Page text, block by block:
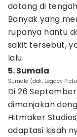
datang di
Banyak yang
rupanya hantu
sakit tersebut,
lalu.
5. Sumala
Sumala (dok. Legacy
Di 26
dimanjakan
Hitmaker
adaptasi kisah